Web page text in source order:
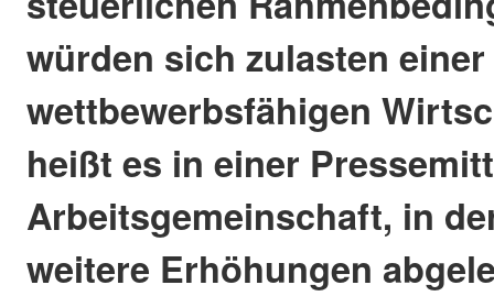
würden sich zulasten einer
wettbewerbsfähigen
heißt es in einer
Arbeitsgemeinschaft, in
weitere Erhöhungen